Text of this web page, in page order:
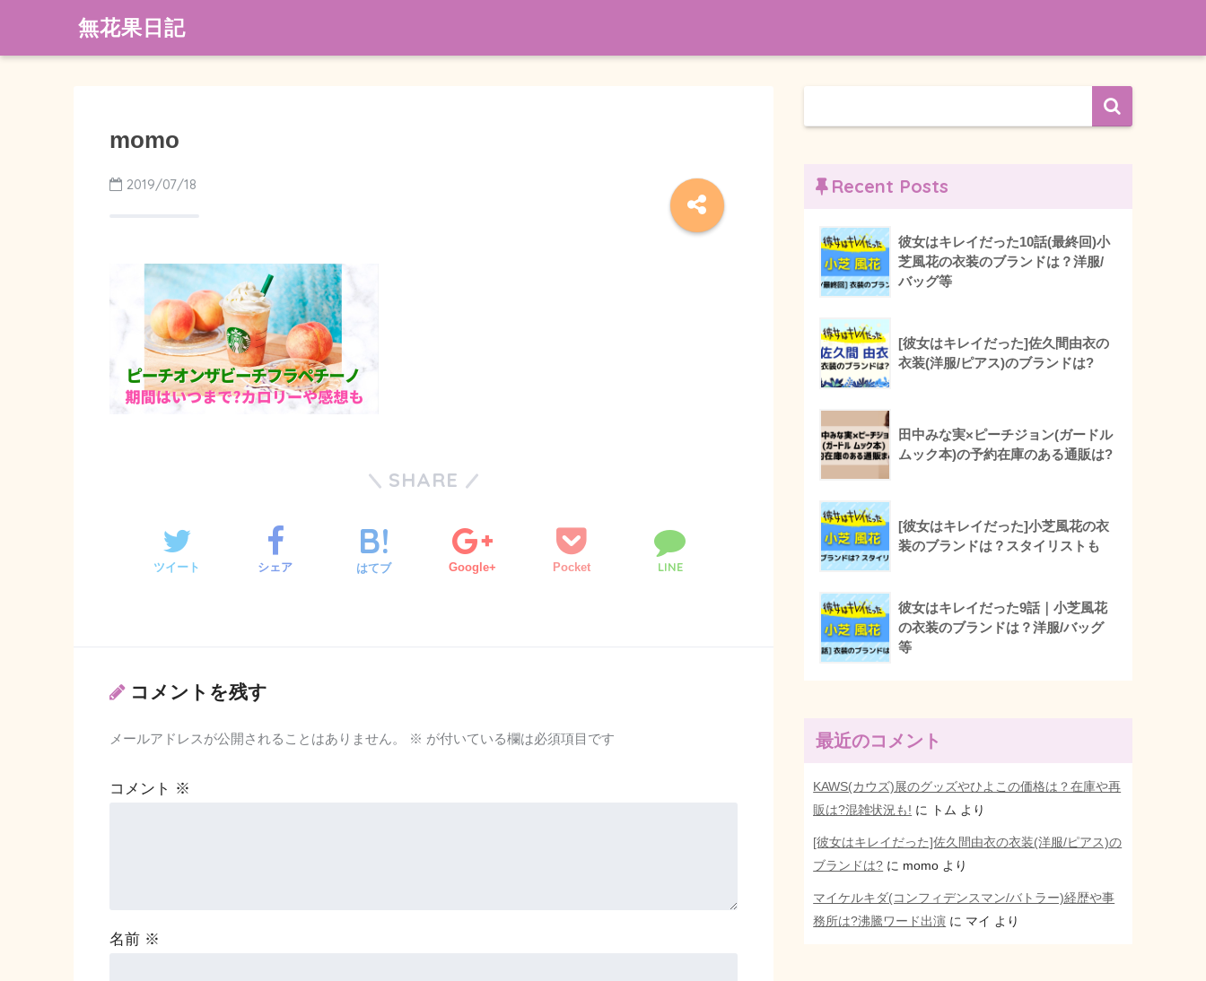
無花果日記
momo
2019/07/18
SHARE
ツイート シェア はてブ Google+ Pocket LINE
コメントを残す
メールアドレスが公開されることはありません。 ※ が付いている欄は必須項目です
コメント ※
名前 ※
Recent Posts
彼女はキレイだった10話(最終回)小
芝風花の衣装のブランドは？洋服/
バッグ等
[彼女はキレイだった]佐久間由衣の
衣装(洋服/ピアス)のブランドは?
田中みな実×ピーチジョン(ガードル
ムック本)の予約在庫のある通販は?
[彼女はキレイだった]小芝風花の衣
装のブランドは？スタイリストも
彼女はキレイだった9話｜小芝風花
の衣装のブランドは？洋服/バッグ
等
最近のコメント
KAWS(カウズ)展のグッズやひよこの価格は？在庫や再
販は?混雑状況も! に トム より
[彼女はキレイだった]佐久間由衣の衣装(洋服/ピアス)の
ブランドは? に momo より
マイケルキダ(コンフィデンスマン/バトラー)経歴や事
務所は?沸騰ワード出演 に マイ より